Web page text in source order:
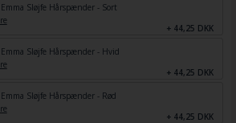
Sløjfe Hårspænder - Sort
+ 44,25 DKK
Sløjfe Hårspænder - Hvid
+ 44,25 DKK
Sløjfe Hårspænder - Rød
+ 44,25 DKK